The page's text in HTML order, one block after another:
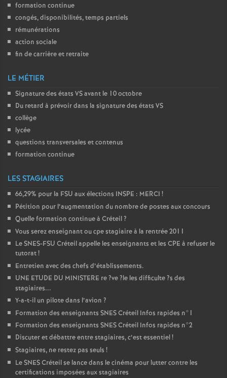
formation continue
congés, disponibilités, temps partiels
rémunérations
action sociale
fin de carrière et retraite
LE MÉTIER
Signature des états VSavant le 10 octobre
Du retard à prévoir dans la signature des états VS
collège
lycée
questions transversales et contenus
formation continue
LES STAGIAIRES
66,29% pour la FSU aux élections INSPE : MERCI !
Pétition pour l’augmentation du nombre de postes aux concours
Quelle formation continue à Créteil?
Vous serez enseignant ou cpe stagiaire à la rentrée 2011
LeSNES-FSU Créteil appelle les enseignants et les CPE à refuser le
tutorat!
Entretien avec des chefs d’établissements.
UNE ETUDE DU MINISTERE re?ve?le les difficulte?s des
stagiaires...
Y-a-t-il un pilote dans l’avion ?
Formation des enseignants SNESCréteil Infos rapides n°1
Formation des enseignants SNESCréteil Infos rapides n°2
Discuter et débattre entre stagiaires, c’est essentiel!
Stagiaires, ne restez pas seuls !
LeSNESCréteil se lance dans le cinéma pour lutter contre les
certifications imposées aux stagiaires